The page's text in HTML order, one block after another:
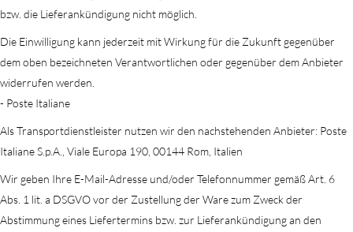
bzw. die Lieferankündigung nicht möglich.
Die Einwilligung kann jederzeit mit Wirkung für die Zukunft gegenüber
dem oben bezeichneten Verantwortlichen oder gegenüber dem Anbieter
widerrufen werden.
- Poste Italiane
Als Transportdienstleister nutzen wir den nachstehenden Anbieter: Poste
Italiane S.p.A., Viale Europa 190, 00144 Rom, Italien
Wir geben Ihre E-Mail-Adresse und/oder Telefonnummer gemäß Art. 6
Abs. 1 lit. a DSGVO vor der Zustellung der Ware zum Zweck der
Abstimmung eines Liefertermins bzw. zur Lieferankündigung an den